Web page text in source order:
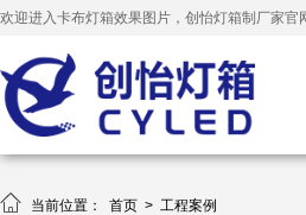
欢迎进入卡布灯箱效果图片，创怡灯箱制厂家官
 当前位置： 首页 > 工程案例